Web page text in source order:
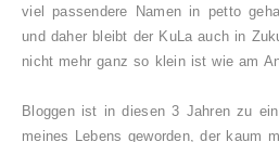
viel passendere Namen in petto
und daher bleibt der KuLa auch in
nicht mehr ganz so klein ist wie am
Bloggen ist in diesen 3 Jahren zu
meines Lebens geworden, der kaum